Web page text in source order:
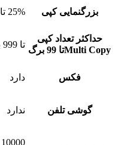
بزرگنمایی کپی 25% تا 400%
حداکثر تعداد کپی
Multi Copyتا 99 برگ
تا 999 برگ
فکس دارد
گوشی تلفن ندارد
10000